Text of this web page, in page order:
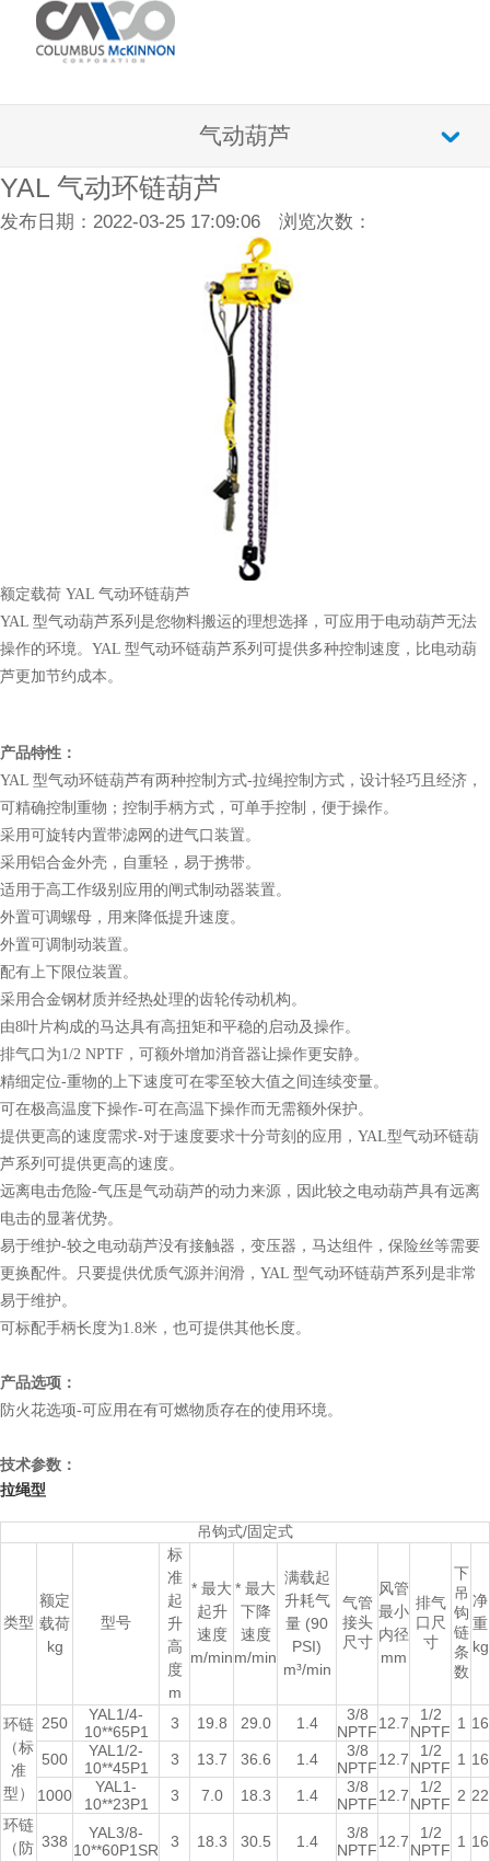
气动葫芦
YAL 气动环链葫芦
发布日期：2022-03-25 17:09:06 浏览次数：
额定载荷 YAL 气动环链葫芦
YAL 型气动葫芦系列是您物料搬运的理想选择，可应用于电动葫芦无法
操作的环境。YAL 型气动环链葫芦系列可提供多种控制速度，比电动葫
芦更加节约成本。
产品特性：
YAL 型气动环链葫芦有两种控制方式-拉绳控制方式，设计轻巧且经济，
可精确控制重物；控制手柄方式，可单手控制，便于操作。
采用可旋转内置带滤网的进气口装置。
采用铝合金外壳，自重轻，易于携带。
适用于高工作级别应用的闸式制动器装置。
外置可调螺母，用来降低提升速度。
外置可调制动装置。
配有上下限位装置。
采用合金钢材质并经热处理的齿轮传动机构。
由8叶片构成的马达具有高扭矩和平稳的启动及操作。
排气口为1/2 NPTF，可额外增加消音器让操作更安静。
精细定位-重物的上下速度可在零至较大值之间连续变量。
可在极高温度下操作-可在高温下操作而无需额外保护。
提供更高的速度需求-对于速度要求十分苛刻的应用，YAL型气动环链葫
芦系列可提供更高的速度。
远离电击危险-气压是气动葫芦的动力来源，因此较之电动葫芦具有远离
电击的显著优势。
易于维护-较之电动葫芦没有接触器，变压器，马达组件，保险丝等需要
更换配件。只要提供优质气源并润滑，YAL 型气动环链葫芦系列是非常
易于维护。
可标配手柄长度为1.8米，也可提供其他长度。
产品选项：
防火花选项-可应用在有可燃物质存在的使用环境。
技术参数：
拉绳型
吊钩式/固定式
类型
额定
载荷
kg
型号
标
准
起
升
高
度
m
* 最大
起升
速度
m/min
* 最大
下降
速度
m/min
满载起
升耗气
量 (90
PSI)
m³/min
气管
接头
尺寸
风管
最小
内径
mm
排气
口尺
寸
下
吊
钩
链
条
数
净
重
kg
环链
（标
准
型）
250
YAL1/4-
10**65P1
3 19.8 29.0 1.4
3/8
NPTF12.7
1/2
NPTF 1 16
500
YAL1/2-
10**45P1
3 13.7 36.6 1.4
3/8
NPTF12.7
1/2
NPTF 1 16
1000
YAL1-
10**23P1
3 7.0 18.3 1.4
3/8
NPTF12.7
1/2
NPTF 2 22
环链
（防 338
YAL3/8-
10**60P1SR
3 18.3 30.5 1.4
3/8
NPTF12.7
1/2
NPTF 1 16